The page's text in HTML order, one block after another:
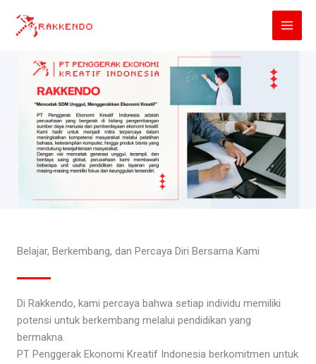
Belajar, Berkembang, dan Percaya Diri Bersama Kami
Di Rakkendo, kami percaya bahwa setiap individu memiliki
potensi untuk berkembang melalui pendidikan yang
bermakna.
PT Penggerak Ekonomi Kreatif Indonesia berkomitmen untuk